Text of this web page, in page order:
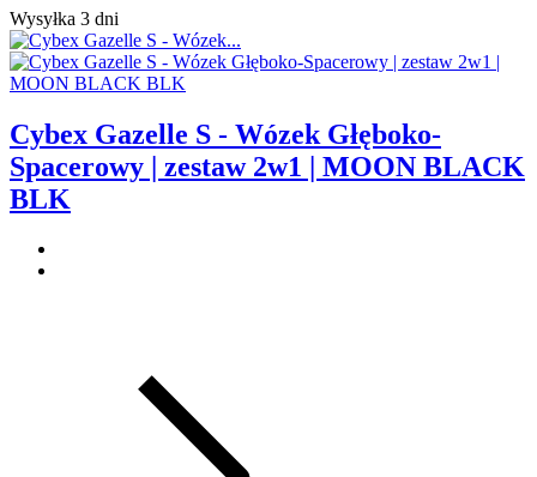
Wysyłka 3 dni
Cybex Gazelle S - Wózek Głęboko-
Spacerowy | zestaw 2w1 | MOON BLACK
BLK